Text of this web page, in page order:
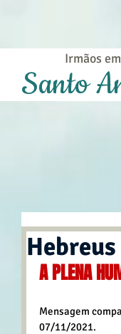
Irmãos em
Santo
A PLENA
Mensagem
07/11/2021.